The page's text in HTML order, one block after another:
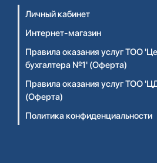
Личный кабинет
Интернет-магазин
Правила оказания услуг ТОО
бухгалтера №1' (Оферта)
Правила оказания услуг ТОО
(Оферта)
Политика конфиденциальности